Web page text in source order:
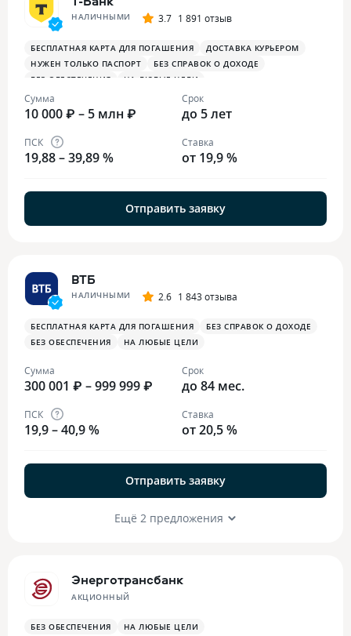
НАЛИЧНЫМИ 3.7 1 891 отзыв
БЕСПЛАТНАЯ КАРТА ДЛЯ ПОГАШЕНИЯ
ДОСТАВКА КУРЬЕРОМ
НУЖЕН ТОЛЬКО ПАСПОРТ
БЕЗ СПРАВОК О ДОХОДЕ
БЕЗ ОБЕСПЕЧЕНИЯ
НА ЛЮБЫЕ ЦЕЛИ
Сумма
10 000 ₽ – 5 млн ₽
Срок
до 5 лет
ПСК
19,88 – 39,89 %
Ставка
от 19,9 %
Отправить заявку
ВТБ
НАЛИЧНЫМИ 2.6 1 843 отзыва
БЕСПЛАТНАЯ КАРТА ДЛЯ ПОГАШЕНИЯ
БЕЗ СПРАВОК О ДОХОДЕ
БЕЗ ОБЕСПЕЧЕНИЯ
НА ЛЮБЫЕ ЦЕЛИ
Сумма
300 001 ₽ – 999 999 ₽
Срок
до 84 мес.
ПСК
19,9 – 40,9 %
Ставка
от 20,5 %
Отправить заявку
Ещё 2 предложения
Энерготрансбанк
АКЦИОННЫЙ
БЕЗ ОБЕСПЕЧЕНИЯ НА ЛЮБЫЕ ЦЕЛИ